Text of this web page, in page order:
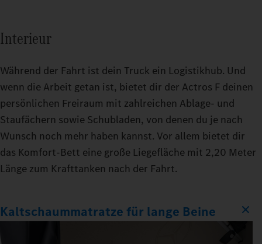
Interieur
Während der Fahrt ist dein Truck ein Logistikhub. Und
wenn die Arbeit getan ist, bietet dir der Actros F deinen
persönlichen Freiraum mit zahlreichen Ablage- und
Staufächern sowie Schubladen, von denen du je nach
Wunsch noch mehr haben kannst. Vor allem bietet dir
das Komfort‑Bett eine große Liegefläche mit 2,20 Meter
Länge zum Krafttanken nach der Fahrt.
Kaltschaummatratze für lange Beine